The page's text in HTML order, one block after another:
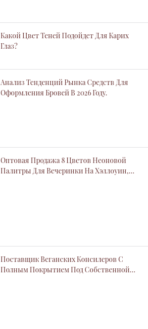
Какой Цвет Теней Подойдет Для Карих
Глаз?
Анализ Тенденций Рынка Средств Для
Оформления Бровей В 2026 Году.
Оптовая Продажа 8 Цветов Неоновой
Палитры Для Вечеринки На Хэллоуин,
Поставщик Веганских Консилеров С
Полным Покрытием Под Собственной